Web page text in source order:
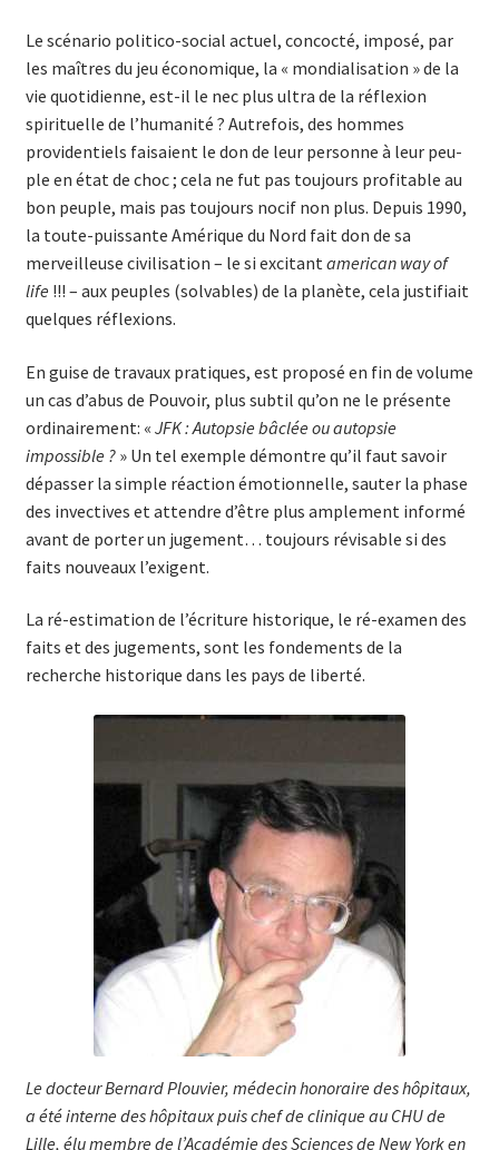
Le scénario politico-social actuel, concocté, imposé, par
les maîtres du jeu économique, la « mondialisation » de la
vie quotidienne, est-il le nec plus ultra de la réflexion
spirituelle de l’humanité ? Autrefois, des hommes
providentiels faisaient le don de leur personne à leur peu­
ple en état de choc ; cela ne fut pas toujours profitable au
bon peuple, mais pas toujours nocif non plus. Depuis 1990,
la toute-puissante Amérique du Nord fait don de sa
merveilleuse civilisation – le si excitantamerican way of
life !!! – aux peuples (solvables) de la planète, cela justifiait
quelques réflexions.
En guise de travaux pratiques, est proposé en fin de volume
un cas d’abus de Pouvoir, plus subtil qu’on ne le présente
ordinairement: « JFK : Autopsie bâclée ou autopsie
impossible ?» Un tel exemple démon­tre qu’il faut savoir
dépasser la simple réaction émotionnelle, sauter la phase
des invectives et attendre d’être plus amplement informé
avant de porter un jugement… toujours révisable si des
faits nouveaux l’exigent.
La ré-estimation de l’écriture historique, le ré-examen des
faits et des jugements, sont les fondements de la
recherche historique dans les pays de liberté.
Le docteur Bernard Plouvier, médecin honoraire des hôpi­taux,
a été in­ter­ne des hôpitaux puis chef de clinique au CHU de
Lille, élu mem­bre de l’Académie des Scien­ces de New York en